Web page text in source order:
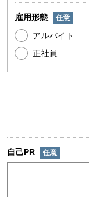
雇用形態 任意
アルバイト
正社員
自己PR 任意